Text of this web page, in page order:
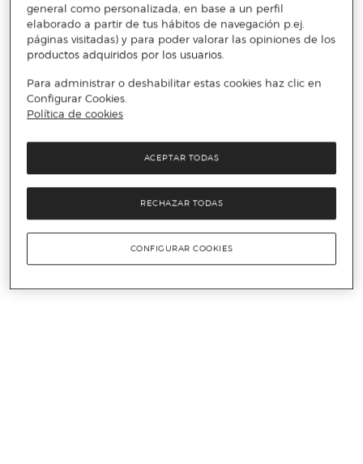
general como personalizada, en base a un perfil
elaborado a partir de tus hábitos de navegación p.ej.
páginas visitadas) y para poder valorar las opiniones de los
productos adquiridos por los usuarios.
Para administrar o deshabilitar estas cookies haz clic en
Configurar Cookies.
Política de cookies
RECHAZAR TODAS
ACEPTAR TODAS
CONFIGURAR COOKIES